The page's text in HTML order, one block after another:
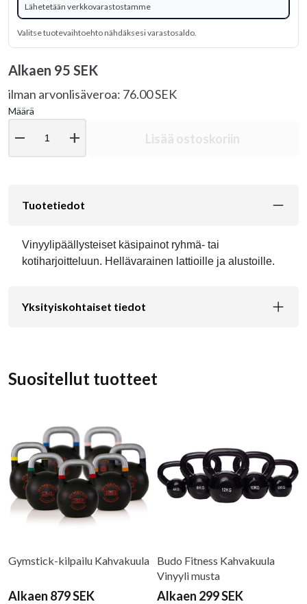
Lähetetään verkkovarastostamme
Valitse tuotevaihtoehto nähdäksesi varastosaldo.
Alkaen 95 SEK
ilman arvonlisäveroa: 76.00 SEK
Määrä
remove add Lisää ostoskoriin
Tuotetiedot
Vinyylipäällysteiset käsipainot ryhmä- tai
kotiharjoitteluun. Hellävarainen lattioille ja alustoille.
Yksityiskohtaiset tiedot
Suositellut tuotteet
Gymstick-kilpailu Kahvakuula
Alkaen 879 SEK
Budo Fitness Kahvakuula
Vinyyli musta
Alkaen 299 SEK